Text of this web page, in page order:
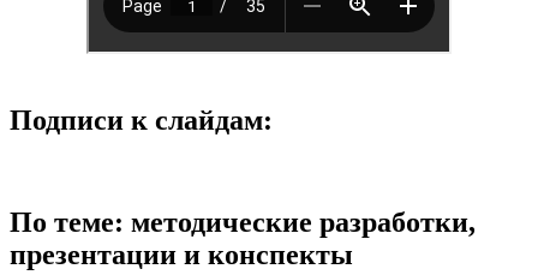
Подписи к слайдам:
По теме: методические разработки,
презентации и конспекты